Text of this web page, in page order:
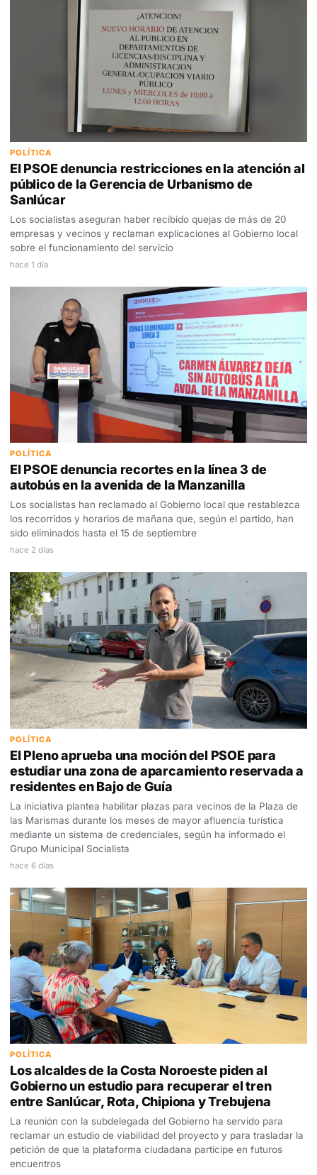
POLÍTICA
El PSOE denuncia restricciones en la atención al
público de la Gerencia de Urbanismo de
Sanlúcar
Los socialistas aseguran haber recibido quejas de más de 20
empresas y vecinos y reclaman explicaciones al Gobierno local
sobre el funcionamiento del servicio
hace 1 día
POLÍTICA
El PSOE denuncia recortes en la línea 3 de
autobús en la avenida de la Manzanilla
Los socialistas han reclamado al Gobierno local que restablezca
los recorridos y horarios de mañana que, según el partido, han
sido eliminados hasta el 15 de septiembre
hace 2 días
POLÍTICA
El Pleno aprueba una moción del PSOE para
estudiar una zona de aparcamiento reservada a
residentes en Bajo de Guía
La iniciativa plantea habilitar plazas para vecinos de la Plaza de
las Marismas durante los meses de mayor afluencia turística
mediante un sistema de credenciales, según ha informado el
Grupo Municipal Socialista
hace 6 días
POLÍTICA
Los alcaldes de la Costa Noroeste piden al
Gobierno un estudio para recuperar el tren
entre Sanlúcar, Rota, Chipiona y Trebujena
La reunión con la subdelegada del Gobierno ha servido para
reclamar un estudio de viabilidad del proyecto y para trasladar la
petición de que la plataforma ciudadana participe en futuros
encuentros